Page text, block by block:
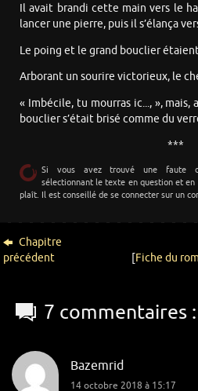
Il avait brandi cette main vers le
lancer une pierre, puis il s’élança
Le poing et le grand bouclier
Arborant un sourire victorieux, le
« Imbécile, tu mourras ic..., »,
bouclier s’était brisé comme du
***
Si vous avez trouvé une faute
sélectionnant le texte en question et en
plaît. Il est conseillé de se connecter sur un
Chapitre
précédent
[Fiche du
7 commentaires :
Bazemrid
14 octobre 2018 à 15:17